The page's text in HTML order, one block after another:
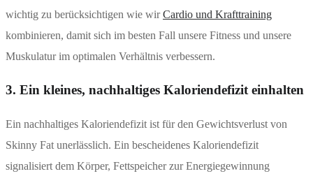
wichtig zu berücksichtigen wie wirCardio und Krafttraining
kombinieren, damit sich im besten Fall unsere Fitness und unsere
Muskulatur im optimalen Verhältnis verbessern.
3. Ein kleines, nachhaltiges Kaloriendefizit einhalten
Ein nachhaltiges Kaloriendefizit ist für den Gewichtsverlust von
Skinny Fat unerlässlich. Ein bescheidenes Kaloriendefizit
signalisiert dem Körper, Fettspeicher zur Energiegewinnung